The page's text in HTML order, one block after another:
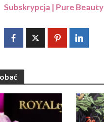
Subskrypcja | Pure Beauty